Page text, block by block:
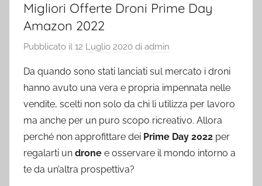
Migliori Offerte Droni Prime Day
Amazon 2022
Pubblicato il 12 Luglio 2020 di admin
Da quando sono stati lanciati sul mercato i droni
hanno avuto una vera e propria impennata nelle
vendite, scelti non solo da chi li utilizza per lavoro
ma anche per un puro scopo ricreativo. Allora
perché non approfittare dei Prime Day 2022 per
regalarti un drone e osservare il mondo intorno a
te da un’altra prospettiva?